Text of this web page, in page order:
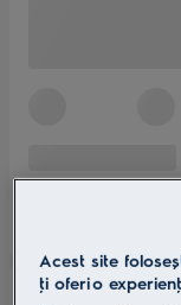
Acest site
ţi oferi o